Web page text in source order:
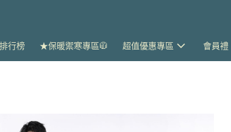
行榜 ★保暖禦寒專區🧥 超值優惠專區 會員禮